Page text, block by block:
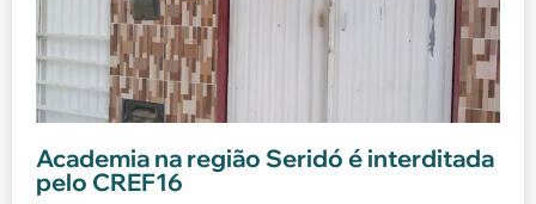
Academia na região Seridó é interditada
pelo CREF16